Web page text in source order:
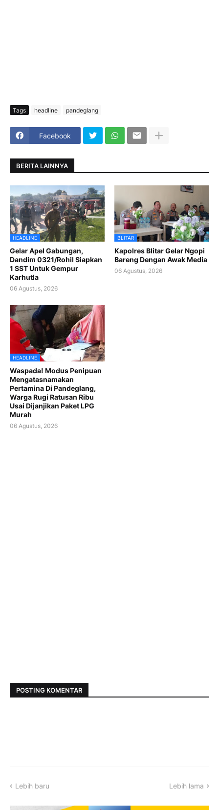
Tags headline pandeglang
Facebook
BERITA LAINNYA
HEADLINE
Gelar Apel Gabungan,
Dandim 0321/Rohil Siapkan
1 SST Untuk Gempur
Karhutla
06 Agustus, 2026
BLITAR
Kapolres Blitar Gelar Ngopi
Bareng Dengan Awak Media
06 Agustus, 2026
HEADLINE
Waspada! Modus Penipuan
Mengatasnamakan
Pertamina Di Pandeglang,
Warga Rugi Ratusan Ribu
Usai Dijanjikan Paket LPG
Murah
06 Agustus, 2026
POSTING KOMENTAR
Lebih baru Lebih lama